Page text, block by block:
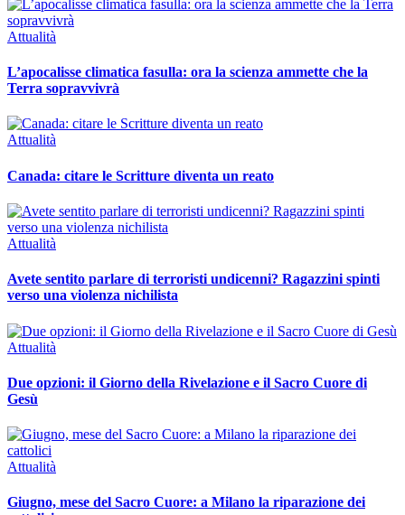
Attualità
L’apocalisse climatica fasulla: ora la scienza ammette che la
Terra sopravvivrà
Attualità
Canada: citare le Scritture diventa un reato
Attualità
Avete sentito parlare di terroristi undicenni? Ragazzini spinti
verso una violenza nichilista
Attualità
Due opzioni: il Giorno della Rivelazione e il Sacro Cuore di
Gesù
Attualità
Giugno, mese del Sacro Cuore: a Milano la riparazione dei